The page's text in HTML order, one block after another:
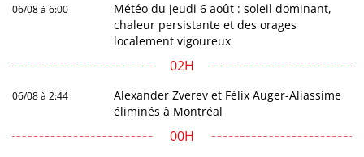
06/08 à 6:00
Météo du jeudi 6 août : soleil dominant,
chaleur persistante et des orages
localement vigoureux
02H
06/08 à 2:44
Alexander Zverev et Félix Auger-Aliassime
éliminés à Montréal
00H